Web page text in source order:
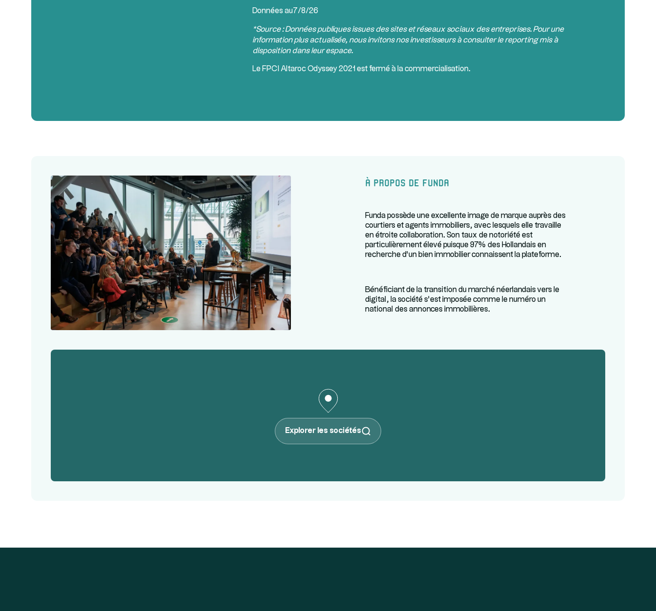
Données au7/8/26
*Source : Données publiques issues des sites et réseaux sociaux des entreprises. Pour une
information plus actualisée, nous invitons nos investisseurs à consulter le reporting mis à
disposition dans leur espace.
Le FPCI Altaroc Odyssey 2021 est fermé à la commercialisation.
À propos de Funda
Funda possède une excellente image de marque auprès des
courtiers et agents immobiliers, avec lesquels elle travaille
en étroite collaboration. Son taux de notoriété est
particulièrement élevé puisque 97% des Hollandais en
recherche d’un bien immobilier connaissent la plateforme.
Bénéficiant de la transition du marché néerlandais vers le
digital, la société s’est imposée comme le numéro un
national des annonces immobilières.
Explorer les sociétés